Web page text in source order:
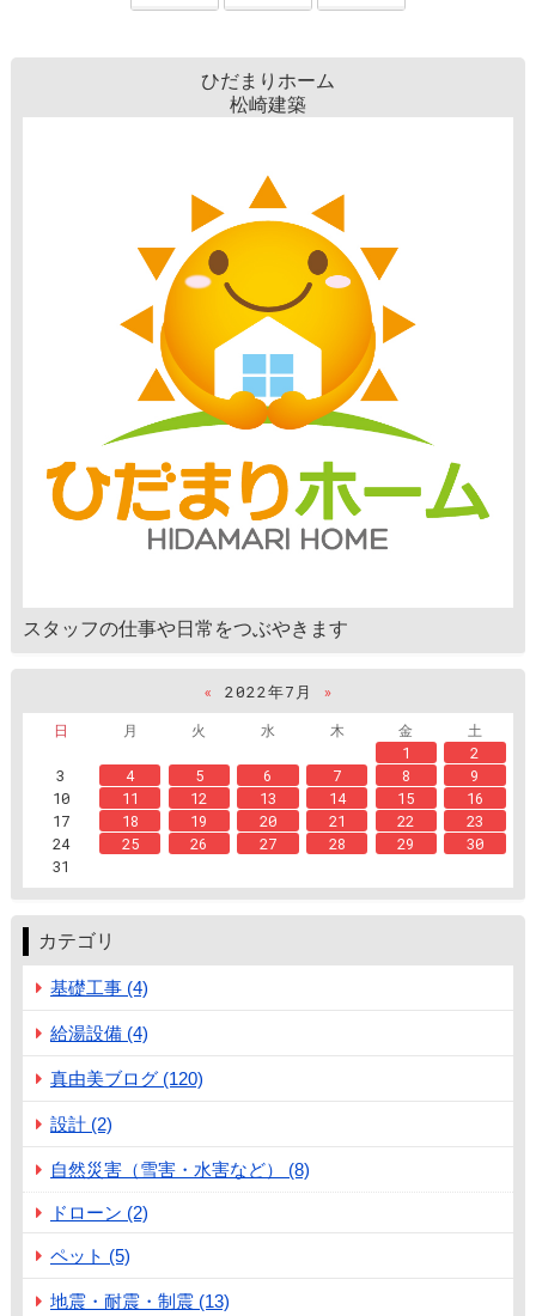
ひだまりホーム
松崎建築
スタッフの仕事や日常をつぶやきます
« 2022年7月
»
日
月 火 水 木 金
土
1
2
3
4 5 6 7 8
9
10
11 12 13 14 15
16
17
18 19 20 21 22
23
24
25 26 27 28 29
30
31
カテゴリ
基礎工事 (4)
給湯設備 (4)
真由美ブログ (120)
設計 (2)
自然災害（雪害・水害など） (8)
ドローン (2)
ペット (5)
地震・耐震・制震 (13)